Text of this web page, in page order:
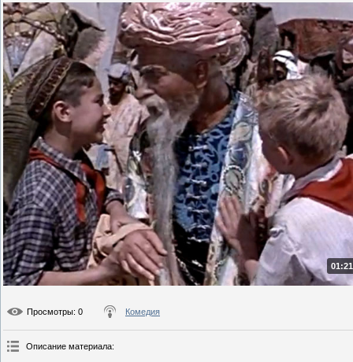
Просмотры: 0 Комедия
Описание материала: